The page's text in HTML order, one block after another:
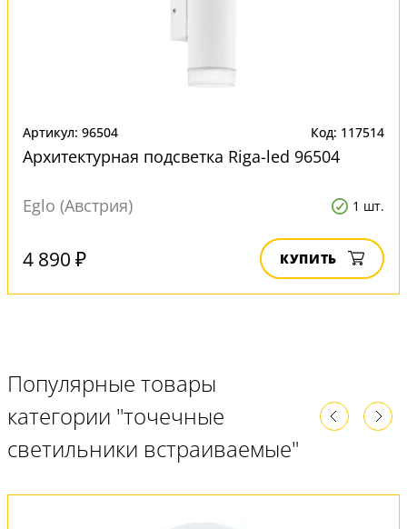
Артикул: 96504 Код: 117514
Архитектурная подсветка Riga-led 96504
Eglo (Австрия) 1 шт.
4 890 ₽ КУПИТЬ
Популярные товары
категории "точечные
светильники встраиваемые"